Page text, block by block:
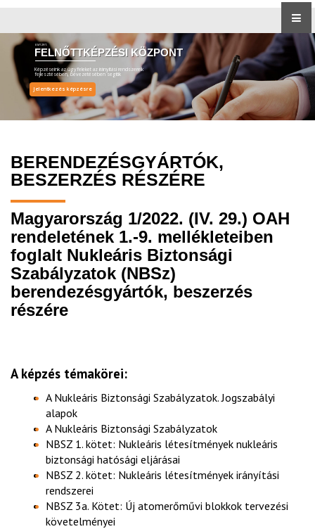
EMT ZRT.
Képzéseink az ügyfeleket az irányítási rendszereik
fejlesztésében, bevezetésében segítik
FELNŐTTKÉPZÉSI KÖZPONT
Jelentkezés képzésre
BERENDEZÉSGYÁRTÓK,
BESZERZÉS RÉSZÉRE
Magyarország 1/2022. (IV. 29.) OAH
rendeletének 1.-9. mellékleteiben
foglalt Nukleáris Biztonsági
Szabályzatok (NBSz)
berendezésgyártók, beszerzés
részére
A képzés témakörei:
A Nukleáris Biztonsági Szabályzatok. Jogszabályi
alapok
A Nukleáris Biztonsági Szabályzatok
NBSZ 1. kötet: Nukleáris létesítmények nukleáris
biztonsági hatósági eljárásai
NBSZ 2. kötet: Nukleáris létesítmények irányítási
rendszerei
NBSZ 3a. Kötet: Új atomerőművi blokkok tervezési
követelményei